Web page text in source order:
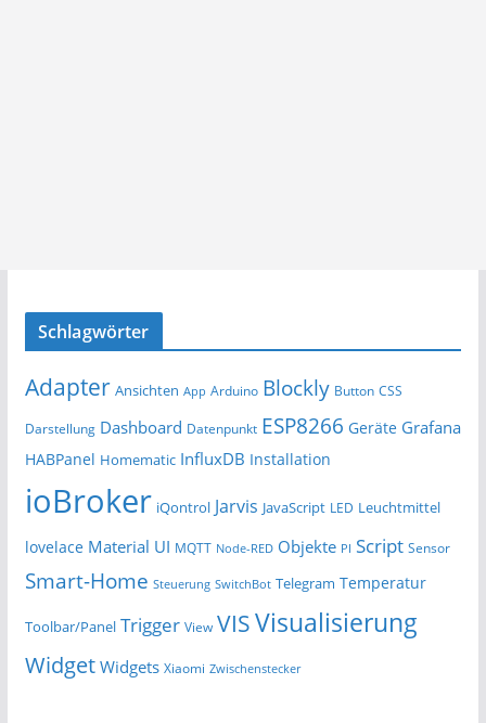
Schlagwörter
Adapter Ansichten App Arduino Blockly Button CSS
Darstellung Dashboard Datenpunkt ESP8266 Geräte Grafana
HABPanel Homematic InfluxDB Installation
ioBroker iQontrol Jarvis JavaScript LED Leuchtmittel
lovelace Material UI MQTT Node-RED Objekte PI Script Sensor
Smart-Home Steuerung SwitchBot Telegram Temperatur
Toolbar/Panel Trigger View VISVisualisierung
Widget Widgets Xiaomi Zwischenstecker